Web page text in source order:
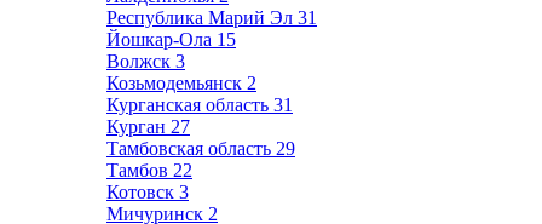
Республика Марий Эл 31
Йошкар-Ола 15
Волжск 3
Козьмодемьянск 2
Курганская область 31
Курган 27
Тамбовская область 29
Тамбов 22
Котовск 3
Мичуринск 2